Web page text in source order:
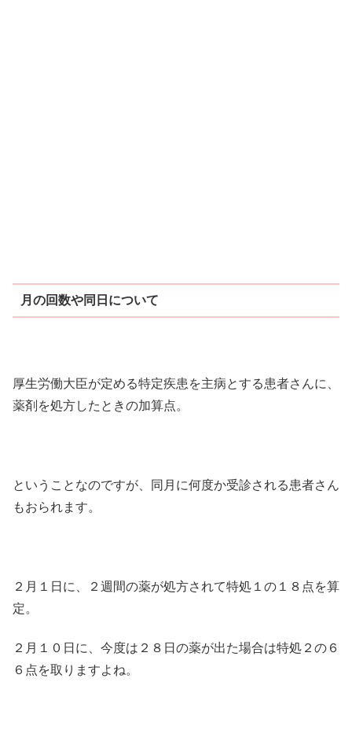
月の回数や同日について
厚生労働大臣が定める特定疾患を主病とする患者さんに、
薬剤を処方したときの加算点。
ということなのですが、同月に何度か受診される患者さん
もおられます。
２月１日に、２週間の薬が処方されて特処１の１８点を算
定。
２月１０日に、今度は２８日の薬が出た場合は特処２の６
６点を取りますよね。